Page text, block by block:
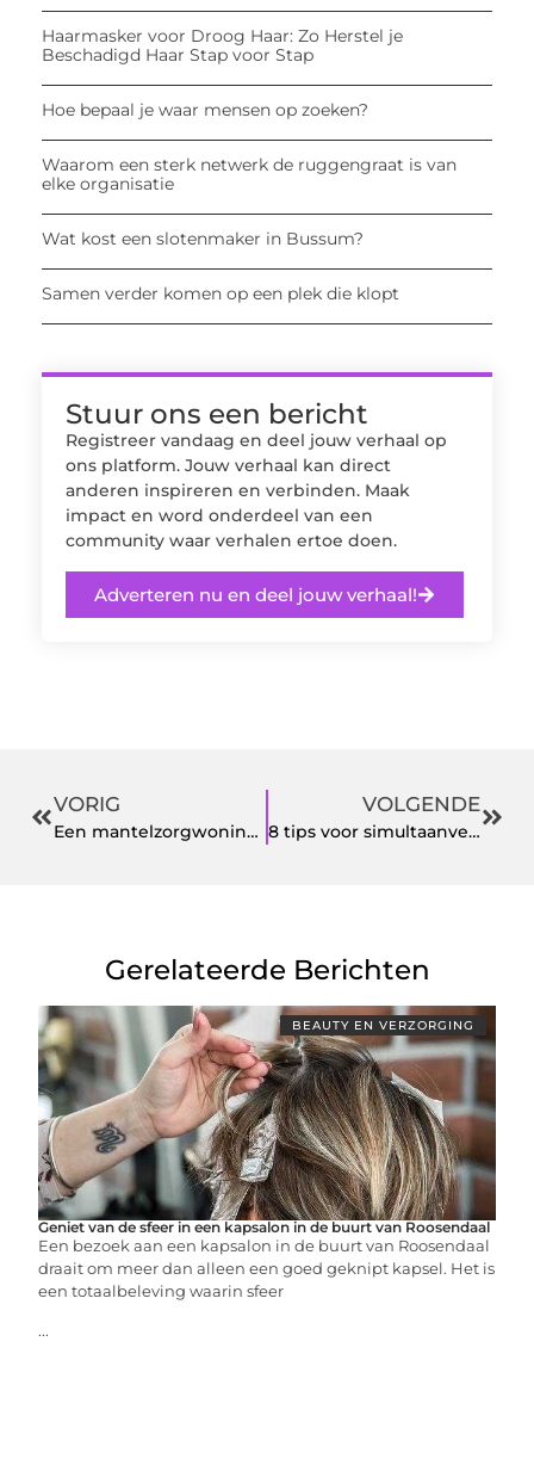
Haarmasker voor Droog Haar: Zo Herstel je
Beschadigd Haar Stap voor Stap
Hoe bepaal je waar mensen op zoeken?
Waarom een sterk netwerk de ruggengraat is van
elke organisatie
Wat kost een slotenmaker in Bussum?
Samen verder komen op een plek die klopt
Stuur ons een bericht
Registreer vandaag en deel jouw verhaal op
ons platform. Jouw verhaal kan direct
anderen inspireren en verbinden. Maak
impact en word onderdeel van een
community waar verhalen ertoe doen.
Adverteren nu en deel jouw verhaal!
VORIG
Een mantelzorgwoning kopen die voldoet aan al uw wensen en eisen
VOLGENDE
8 tips voor simultaanvertaling
Gerelateerde Berichten
BEAUTY EN VERZORGING
Geniet van de sfeer in een kapsalon in de buurt van Roosendaal
Een bezoek aan een kapsalon in de buurt van Roosendaal
draait om meer dan alleen een goed geknipt kapsel. Het is
een totaalbeleving waarin sfeer
...